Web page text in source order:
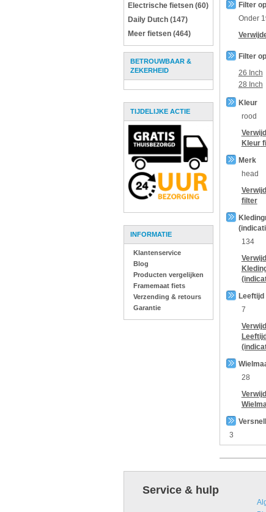
Electrische fietsen (60)
Daily Dutch (147)
Meer fietsen (464)
BETROUWBAAR &
ZEKERHEID
TIJDELIJKE ACTIE
INFORMATIE
Klantenservice
Blog
Producten vergelijken
Framemaat fiets
Verzending & retours
Garantie
Filter
Onder
Filter
26 Inch
28 Inch
Kleur
rood
Kleur
Merk
head
filter
134
7
Leeftijd
28
3
Service & hulp